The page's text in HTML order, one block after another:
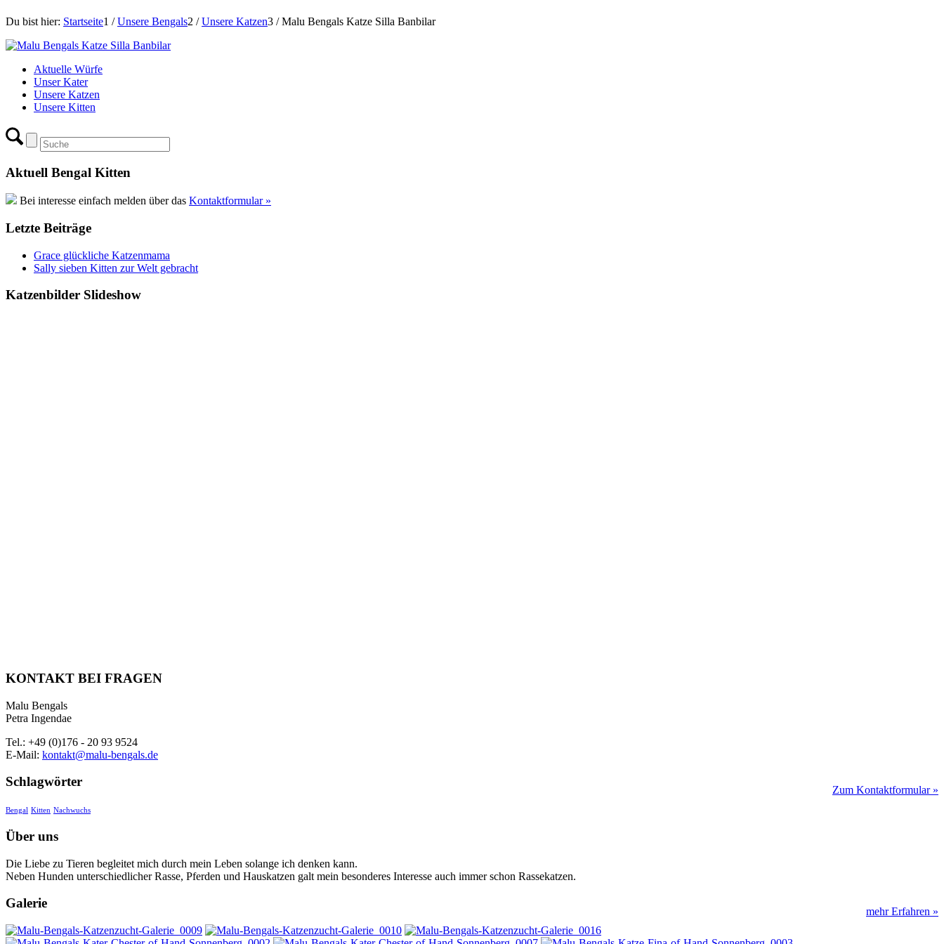
Du bist hier: Startseite1 / Unsere Bengals2 / Unsere Katzen3 / Malu Bengals Katze Silla Banbilar
Aktuelle Würfe
Unser Kater
Unsere Katzen
Unsere Kitten
Aktuell Bengal Kitten
Bei interesse einfach melden über das Kontaktformular »
Letzte Beiträge
Grace glückliche Katzenmama
Sally sieben Kitten zur Welt gebracht
Katzenbilder Slideshow
KONTAKT BEI FRAGEN
Malu Bengals
Petra Ingendae
Tel.: +49 (0)176 - 20 93 9524
E-Mail: kontakt@malu-bengals.de
Zum Kontaktformular »
Schlagwörter
Bengal Kitten Nachwuchs
Über uns
Die Liebe zu Tieren begleitet mich durch mein Leben solange ich denken kann.
Neben Hunden unterschiedlicher Rasse, Pferden und Hauskatzen galt mein besonderes Interesse auch immer schon Rassekatzen.
mehr Erfahren »
Galerie